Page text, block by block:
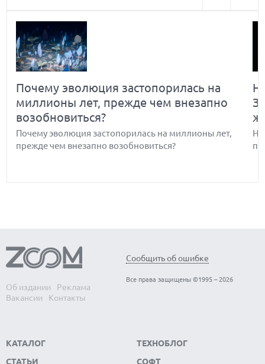
Почему эволюция застопорилась на
миллионы лет, прежде чем внезапно
возобновиться?
Почему эволюция застопорилась на миллионы лет,
прежде чем внезапно возобновиться?
Обнаружены биологические часы-
хронометр организма — когда они
выходят из строя, развитие человека
останавливается
человека останавливается
Об издании
Реклама
Вакансии
Контакты
Сообщить об ошибке
Все права защищены ©1995 – 2026
КАТАЛОГ
СТАТЬИ
ТЕХНОБЛОГ
СОФТ